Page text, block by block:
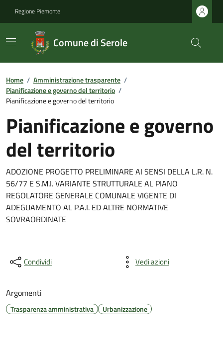
Regione Piemonte
Comune di Serole
Home / Amministrazione trasparente /
Pianificazione e governo del territorio /
Pianificazione e governo del territorio
Pianificazione e governo
del territorio
ADOZIONE PROGETTO PRELIMINARE AI SENSI DELLA L.R. N.
56/77 E S.M.I. VARIANTE STRUTTURALE AL PIANO
REGOLATORE GENERALE COMUNALE VIGENTE DI
ADEGUAMENTO AL P.A.I. ED ALTRE NORMATIVE
SOVRAORDINATE
Condividi Vedi azioni
Argomenti
Trasparenza amministrativa Urbanizzazione